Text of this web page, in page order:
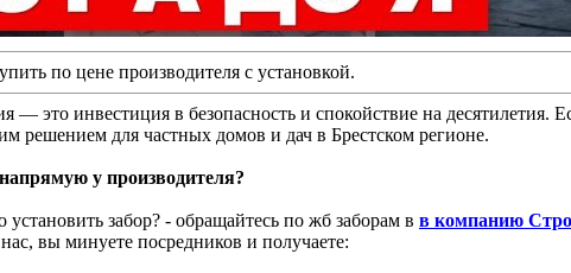
по цене производителя с установкой.
— это инвестиция в безопасность и спокойствие на
решением для частных домов и дач в Брестском регионе.
у производителя?
установить забор? - обращайтесь по жб заборам в в компанию
вы минуете посредников и получаете: